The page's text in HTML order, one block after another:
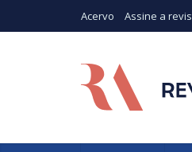
Acervo Assine a